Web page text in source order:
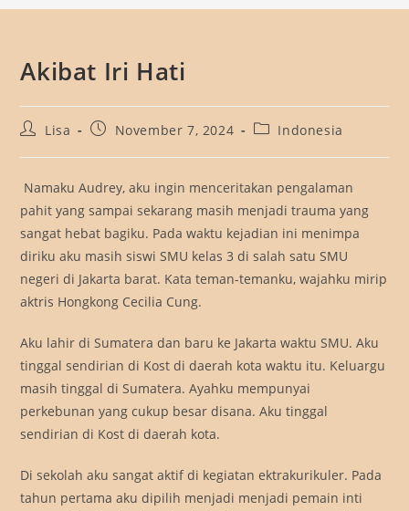
Akibat Iri Hati
PostLisa
PostNovember 7, 2024
PostIndonesia
Namaku Audrey, aku ingin menceritakan pengalaman
pahit yang sampai sekarang masih menjadi trauma yang
sangat hebat bagiku. Pada waktu kejadian ini menimpa
diriku aku masih siswi SMU kelas 3 di salah satu SMU
negeri di Jakarta barat. Kata teman-temanku, wajahku mirip
aktris Hongkong Cecilia Cung.
Aku lahir di Sumatera dan baru ke Jakarta waktu SMU. Aku
tinggal sendirian di Kost di daerah kota waktu itu. Keluargu
masih tinggal di Sumatera. Ayahku mempunyai
perkebunan yang cukup besar disana. Aku tinggal
sendirian di Kost di daerah kota.
Di sekolah aku sangat aktif di kegiatan ektrakurikuler. Pada
tahun pertama aku dipilih menjadi menjadi pemain inti